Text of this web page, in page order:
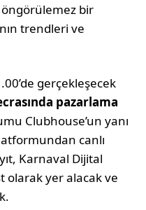
öngörülemez bir
trendleri ve
gerçekleşecek
pazarlama
Clubhouse’un yanı
canlı
Karnaval Dijital
olarak yer alacak ve